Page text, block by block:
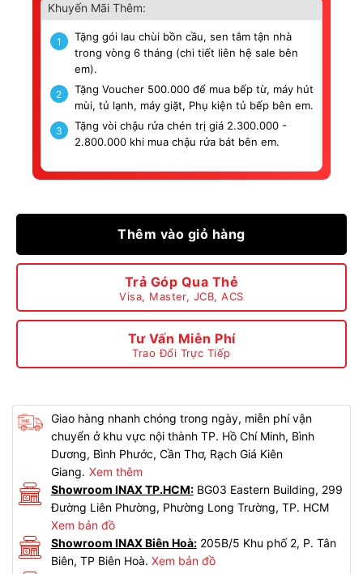
Khuyến Mãi Thêm:
1
Tặng gói lau chùi bồn cầu, sen tắm tận nhà
trong vòng 6 tháng (chi tiết liên hệ sale bên
em).
2
Tặng Voucher 500.000 để mua bếp từ, máy hút
mùi, tủ lạnh, máy giặt, Phụ kiện tủ bếp bên em.
3
Tặng vòi chậu rửa chén trị giá 2.300.000 -
2.800.000 khi mua chậu rửa bát bên em.
Thêm vào giỏ hàng
Trả Góp Qua Thẻ
Visa, Master, JCB, ACS
Tư Vấn Miễn Phí
Trao Đổi Trực Tiếp
Giao hàng nhanh chóng trong ngày, miễn phí vận
chuyển ở khu vực nội thành TP. Hồ Chí Minh, Bình
Dương, Bình Phước, Cần Thơ, Rạch Giá Kiên
Giang. Xem thêm
Showroom INAX TP.HCM:BG03 Eastern Building, 299
Đường Liên Phường, Phường Long Trường, TP. HCM
Xem bản đồ
Showroom INAX Biên Hoà:205B/5 Khu phố 2, P. Tân
Biên, TP Biên Hoà. Xem bản đồ